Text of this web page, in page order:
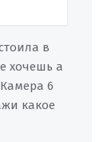
в
хочешь а
Камера 6
какое